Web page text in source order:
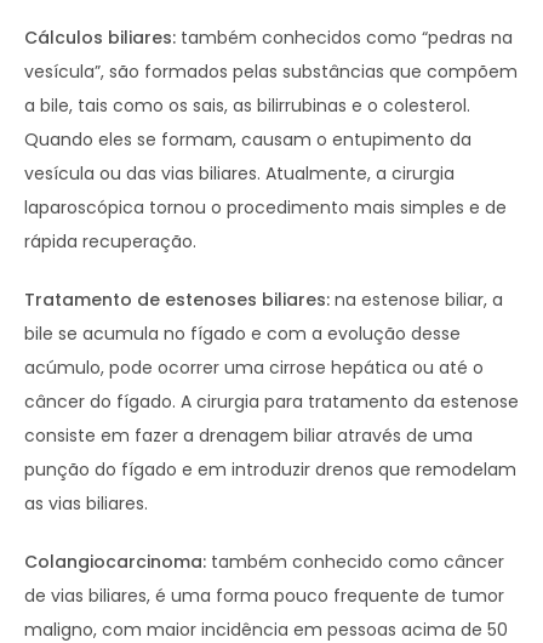
Cálculos biliares: também conhecidos como “pedras na
vesícula”, são formados pelas substâncias que compõem
a bile, tais como os sais, as bilirrubinas e o colesterol.
Quando eles se formam, causam o entupimento da
vesícula ou das vias biliares. Atualmente, a cirurgia
laparoscópica tornou o procedimento mais simples e de
rápida recuperação.
Tratamento de estenoses biliares: na estenose biliar, a
bile se acumula no fígado e com a evolução desse
acúmulo, pode ocorrer uma cirrose hepática ou até o
câncer do fígado. A cirurgia para tratamento da estenose
consiste em fazer a drenagem biliar através de uma
punção do fígado e em introduzir drenos que remodelam
as vias biliares.
Colangiocarcinoma: também conhecido como câncer
de vias biliares, é uma forma pouco frequente de tumor
maligno, com maior incidência em pessoas acima de 50